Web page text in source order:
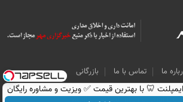
ما تماس با ما
بازرگانی
All Content by Mehr News Agency is licensed
ایمپلنت 🦷 با بهترین قیمت ✅ ویزیت و مشاوره رایگان